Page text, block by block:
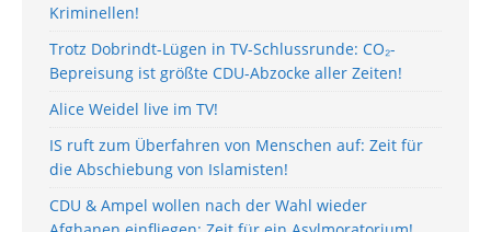
Kriminellen!
Trotz Dobrindt-Lügen in TV-Schlussrunde: CO₂-
Bepreisung ist größte CDU-Abzocke aller Zeiten!
Alice Weidel live im TV!
IS ruft zum Überfahren von Menschen auf: Zeit für
die Abschiebung von Islamisten!
CDU & Ampel wollen nach der Wahl wieder